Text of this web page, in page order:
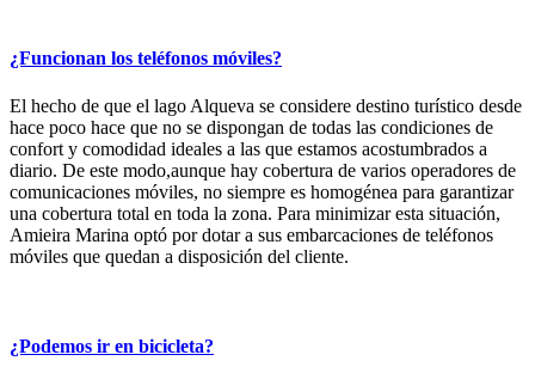
¿Funcionan los teléfonos móviles?
El hecho de que el lago Alqueva se considere destino turístico desde
hace poco hace que no se dispongan de todas las condiciones de
confort y comodidad ideales a las que estamos acostumbrados a
diario. De este modo,aunque hay cobertura de varios operadores de
comunicaciones móviles, no siempre es homogénea para garantizar
una cobertura total en toda la zona. Para minimizar esta situación,
Amieira Marina optó por dotar a sus embarcaciones de teléfonos
móviles que quedan a disposición del cliente.
¿Podemos ir en bicicleta?